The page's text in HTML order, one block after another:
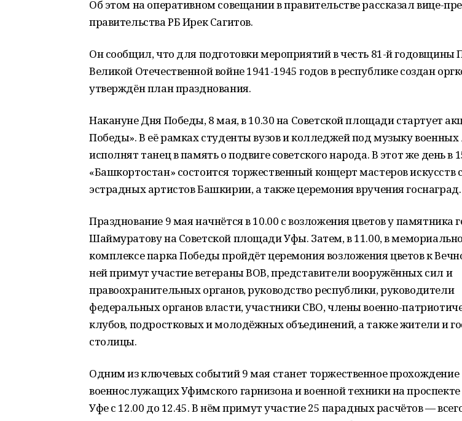
Об этом на оперативном совещании в правительстве рассказал вице-
правительства РБ Ирек Сагитов.
Он сообщил, что для подготовки мероприятий в честь 81-й годовщины
Великой Отечественной войне 1941-1945 годов в республике создан
утверждён план празднования.
Накануне Дня Победы, 8 мая, в 10.30 на Советской площади стартует
Победы». В её рамках студенты вузов и колледжей под музыку военных
исполнят танец в память о подвиге советского народа. В этот же день в
«Башкортостан» состоится торжественный концерт мастеров искусств
эстрадных артистов Башкирии, а также церемония вручения госнаград.
Празднование 9 мая начнётся в 10.00 с возложения цветов у памятника
Шаймуратову на Советской площади Уфы. Затем, в 11.00, в
комплексе парка Победы пройдёт церемония возложения цветов к
ней примут участие ветераны ВОВ, представители вооружённых сил и
правоохранительных органов, руководство республики, руководители
федеральных органов власти, участники СВО, члены военно-
клубов, подростковых и молодёжных объединений, а также жители и
столицы.
Одним из ключевых событий 9 мая станет торжественное прохождение
военнослужащих Уфимского гарнизона и военной техники на
Уфе с 12.00 до 12.45. В нём примут участие 25 парадных расчётов —